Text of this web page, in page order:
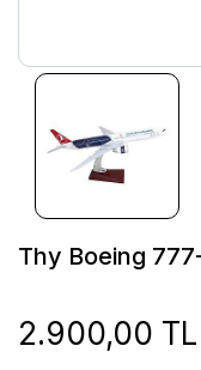
Thy Boeing
2.900,00 TL